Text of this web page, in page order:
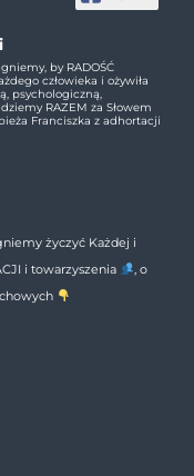
by RADOŚĆ
człowieka i ożywiła
psychologiczną,
RAZEM za Słowem
Franciszka z adhortacji
życzyć Każdej i
i towarzyszenia
, o